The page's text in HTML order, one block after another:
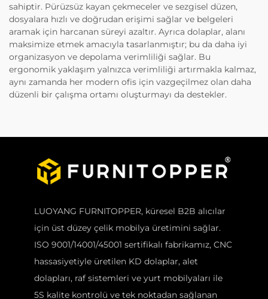
sahiptir. Pürüzsüz kayan çekmeceler ve sezgisel düzen,
dosyalara hızlı ve doğrudan erişimi sağlar ve belgeleri
aramak için harcanan süreyi azaltır. Ayrıca dolaplar, alanı
maksimize etmek amacıyla tasarlanmıştır; bu da daha iyi
organizasyon ve depolama verimliliği sağlar. Bu
ergonomik yaklaşım yalnızca verimliliği artırmakla kalmaz,
aynı zamanda her modern ofis için vazgeçilmez olan daha
düzenli bir çalışma ortamı oluşturmayı da destekler.
LUOYANG FURNITOPPER, küresel B2B alıcılar
için üst düzey çelik mobilya üretimini sağlar.
ISO 9001/14001/45001 sertifikalı fabrikamız, CNC
hassasiyetiyle üretilen KD dolaplar, alet
dolapları, raf sistemleri ve yurt mobilyaları ile
5S kalite kontrolü ve tek noktadan sağlanan